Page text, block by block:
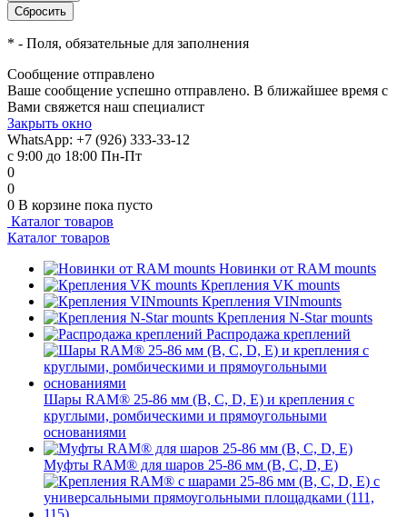
* - Поля, обязательные для заполнения
Сообщение отправлено
Ваше сообщение успешно отправлено. В ближайшее время с
Вами свяжется наш специалист
Закрыть окно
WhatsApp: +7 (926) 333-33-12
с 9:00 до 18:00 Пн-Пт
0
0
0 В корзине пока пусто
Каталог товаров
Каталог товаров
Новинки от RAM mounts
Крепления VK mounts
Крепления VINmounts
Крепления N-Star mounts
Распродажа креплений
Шары RAM® 25-86 мм (B, C, D, E) и крепления с
круглыми, ромбическими и прямоугольными
основаниями
Муфты RAM® для шаров 25-86 мм (B, C, D, E)